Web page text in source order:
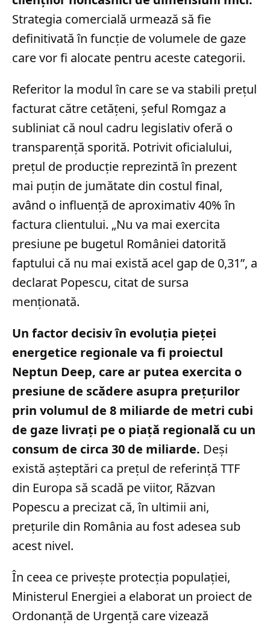
Strategia comercială urmează să fie
definitivată în funcție de volumele de gaze
care vor fi alocate pentru aceste categorii.
Referitor la modul în care se va stabili prețul
facturat către cetățeni, șeful Romgaz a
subliniat că noul cadru legislativ oferă o
transparență sporită. Potrivit oficialului,
prețul de producție reprezintă în prezent
mai puțin de jumătate din costul final,
având o influență de aproximativ 40% în
factura clientului. „Nu va mai exercita
presiune pe bugetul României datorită
faptului că nu mai există acel gap de 0,31”, a
declarat Popescu, citat de sursa
menționată.
Un factor decisiv în evoluția pieței
energetice regionale va fi proiectul
Neptun Deep, care ar putea exercita o
presiune de scădere asupra prețurilor
prin volumul de 8 miliarde de metri cubi
de gaze livrați pe o piață regională cu un
consum de circa 30 de miliarde. Deși
există așteptări ca prețul de referință TTF
din Europa să scadă pe viitor, Răzvan
Popescu a precizat că, în ultimii ani,
prețurile din România au fost adesea sub
acest nivel.
În ceea ce privește protecția populației,
Ministerul Energiei a elaborat un proiect de
Ordonanță de Urgență care vizează